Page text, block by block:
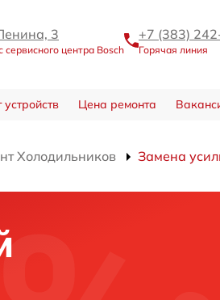
3
сервисного центра Bosch
+7 (383)
Горячая линия
Цена ремонта
Холодильников Замена